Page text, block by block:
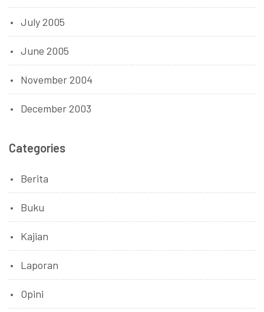
July 2005
June 2005
November 2004
December 2003
Categories
Berita
Buku
Kajian
Laporan
Opini